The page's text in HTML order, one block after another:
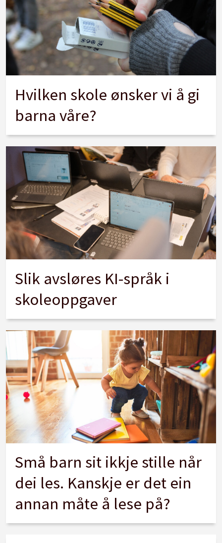
Hvilken skole ønsker vi å gi
barna våre?
Slik avsløres KI-språk i
skoleoppgaver
Små barn sit ikkje stille når
dei les. Kanskje er det ein
annan måte å lese på?